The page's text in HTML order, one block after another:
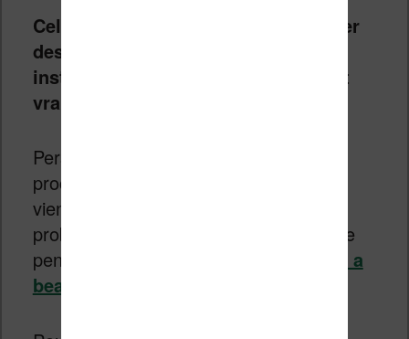
Cela signifie qu’il faudra se contenter
des applications qui sont pré-
installées sur la machine. Ce qui est
vraiment dommage en 2019 !
Personnellement, j’attends de voir les
prochains modèles qui sortiront et qui
viendront corriger les principaux
problèmes (GPS et Google Play), car je
pense que
la lecture sur smartphone a
beaucoup d’avenir